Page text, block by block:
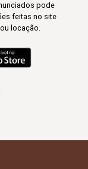
pode
feitas no site
locação.